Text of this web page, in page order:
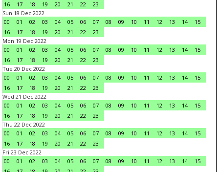
16
17 18 19 20 21 22
23
Sun 18 Dec 2022
00
01 02 03 04 05 06 07 08 09 10 11 12 13 14
15
16
17 18 19 20 21 22
23
Mon 19 Dec 2022
00
01 02 03 04 05 06 07 08 09 10 11 12 13 14
15
16
17 18 19 20 21 22
23
Tue 20 Dec 2022
00
01 02 03 04 05 06 07 08 09 10 11 12 13 14
15
16
17 18 19 20 21 22
23
Wed 21 Dec 2022
00
01 02 03 04 05 06 07 08 09 10 11 12 13 14
15
16
17 18 19 20 21 22
23
Thu 22 Dec 2022
00
01 02 03 04 05 06 07 08 09 10 11 12 13 14
15
16
17 18 19 20 21 22
23
Fri 23 Dec 2022
00
01 02 03 04 05 06 07 08 09 10 11 12 13 14
15